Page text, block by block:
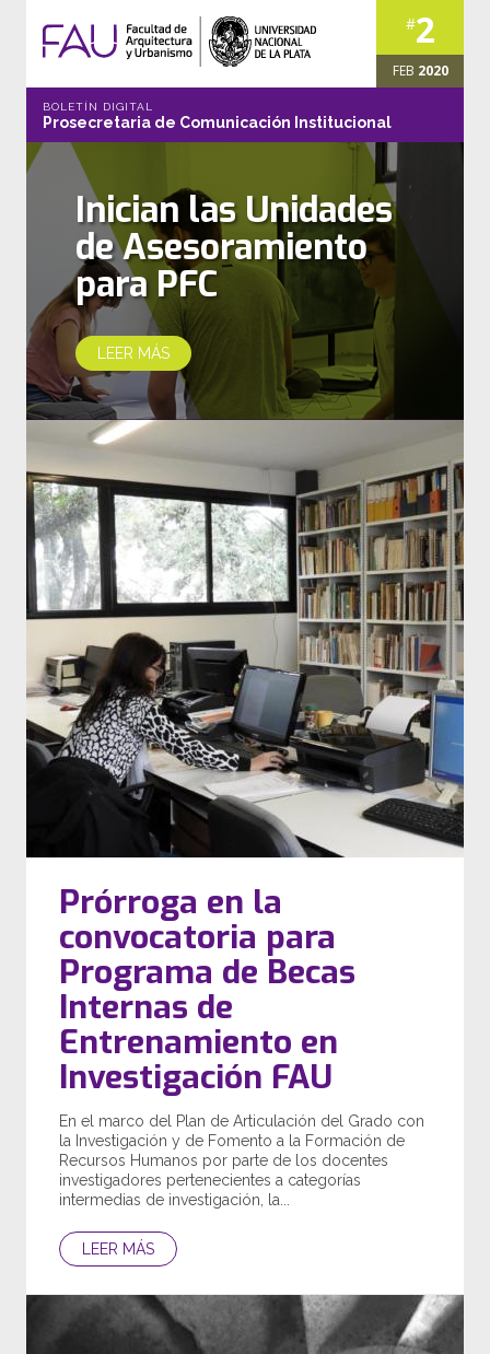
#2
FEB 2020
BOLETÍN DIGITAL
Prosecretaria de Comunicación Institucional
Inician las Unidades
de Asesoramiento
para PFC
LEER MÁS
Prórroga en la
convocatoria para
Programa de Becas
Internas de
Entrenamiento en
Investigación FAU
En el marco del Plan de Articulación del Grado con
la Investigación y de Fomento a la Formación de
Recursos Humanos por parte de los docentes
investigadores pertenecientes a categorías
intermedias de investigación, la...
LEER MÁS